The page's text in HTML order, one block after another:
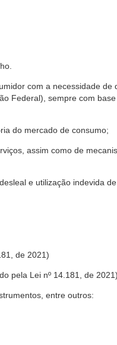
com a necessidade de
Federal), sempre com
do mercado de consumo;
assim como de
e utilização indevida
de 2021)
pela Lei nº 14.181, de 2021)
entre outros: